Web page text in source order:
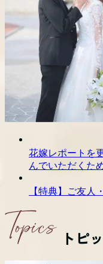
花嫁レポートを
んでいただくた
【特典】ご友人
トピ